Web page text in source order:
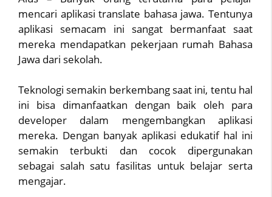
mencari aplikasi translate bahasa jawa. Tentunya
aplikasi semacam ini sangat bermanfaat saat
mereka mendapatkan pekerjaan rumah Bahasa
Jawa dari sekolah.
Teknologi semakin berkembang saat ini, tentu hal
ini bisa dimanfaatkan dengan baik oleh para
developer dalam mengembangkan aplikasi
mereka. Dengan banyak aplikasi edukatif hal ini
semakin terbukti dan cocok dipergunakan
sebagai salah satu fasilitas untuk belajar serta
mengajar.